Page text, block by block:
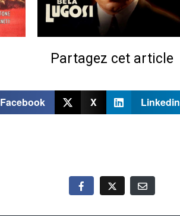
Partagez cet article
Facebook X Linkedin